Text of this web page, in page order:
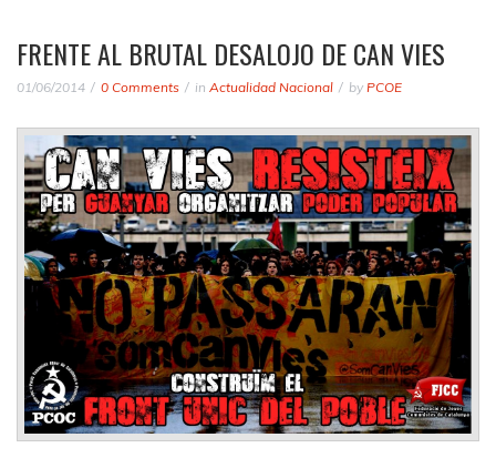
FRENTE AL BRUTAL DESALOJO DE CAN VIES
01/06/2014 0 Comments in Actualidad Nacional by PCOE